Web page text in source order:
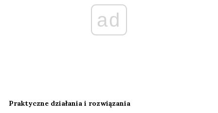
ad
Praktyczne działania i rozwiązania